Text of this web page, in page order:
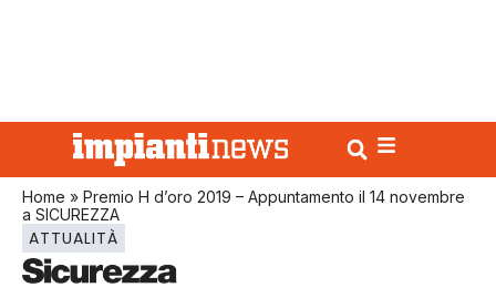
Home » Premio H d’oro 2019 – Appuntamento il 14 novembre
a SICUREZZA
ATTUALITÀ